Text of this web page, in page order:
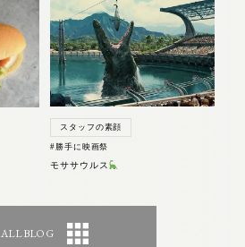
スタッフの素顔
#勝手に映画祭
モササウルス
ALL BLOG